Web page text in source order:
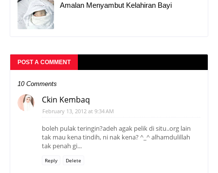
Amalan Menyambut Kelahiran Bayi
POST A COMMENT
10 Comments
Ckin Kembaq
February 13, 2012 at 9:34 AM
boleh pulak teringin?adeh agak pelik di situ..org lain
tak mau kena tindih, ni nak kena? ^_^ alhamdulillah
tak penah gi...
Reply Delete